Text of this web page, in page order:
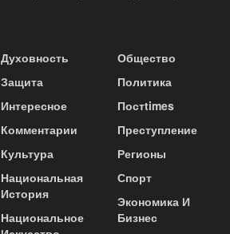
Духовность
Защита
Интересное
Комментарии
Культура
Национальная
История
Национальное
Общество
Политика
Постtimes
Преступление
Регионы
Спорт
Экономика И
Бизнес